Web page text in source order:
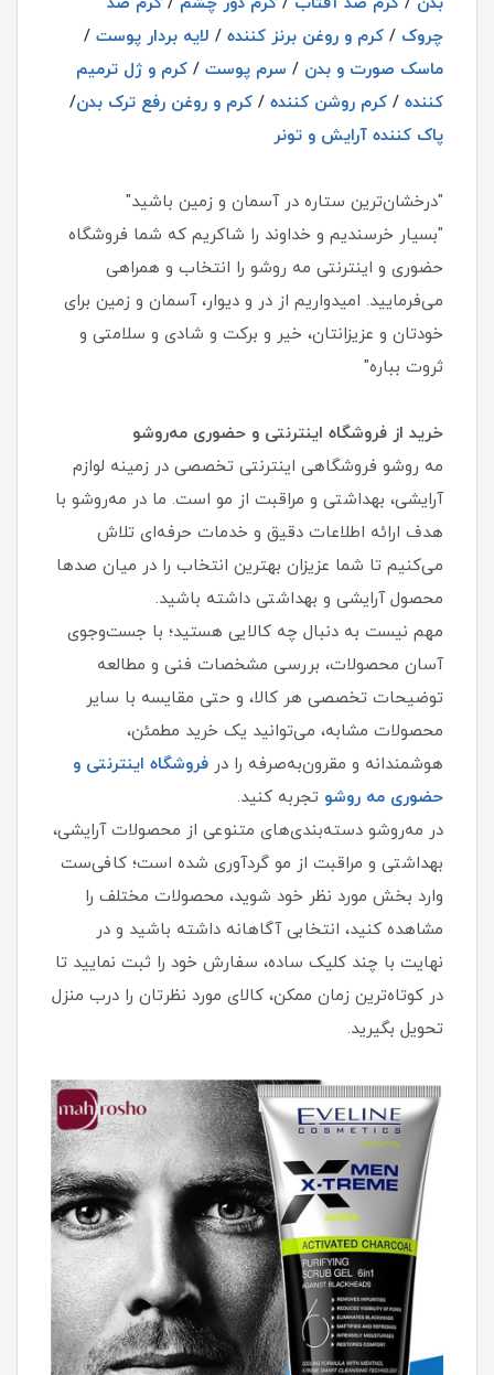
چروک / کرم و روغن برنز کننده / لایه بردار پوست /
ماسک صورت و بدن / سرم پوست / کرم و ژل ترمیم
کننده / کرم روشن کننده / کرم و روغن رفع ترک بدن/
پاک کننده آرایش و تونر
"درخشان‌ترین ستاره در آسمان و زمین باشید"
"بسیار خرسندیم و خداوند را شاکریم که شما فروشگاه
حضوری و اینترنتی مه روشو را انتخاب و همراهی
می‌فرمایید. امیدواریم از در و دیوار، آسمان و زمین برای
خودتان و عزیزانتان، خیر و برکت و شادی و سلامتی و
ثروت بباره"
خرید از فروشگاه اینترنتی و حضوری مه‌روشو
مه‌ روشو فروشگاهی اینترنتی تخصصی در زمینه لوازم
آرایشی، بهداشتی و مراقبت از مو است. ما در مه‌روشو با
هدف ارائه اطلاعات دقیق و خدمات حرفه‌ای تلاش
می‌کنیم تا شما عزیزان بهترین انتخاب را در میان صدها
محصول آرایشی و بهداشتی داشته باشید.
مهم نیست به دنبال چه کالایی هستید؛ با جست‌وجوی
آسان محصولات، بررسی مشخصات فنی و مطالعه
توضیحات تخصصی هر کالا، و حتی مقایسه با سایر
محصولات مشابه، می‌توانید یک خرید مطمئن،
هوشمندانه و مقرون‌به‌صرفه را در فروشگاه اینترنتی و
حضوری مه‌ روشو تجربه کنید.
در مه‌روشو دسته‌بندی‌های متنوعی از محصولات آرایشی،
بهداشتی و مراقبت از مو گردآوری شده است؛ کافی‌ست
وارد بخش مورد نظر خود شوید، محصولات مختلف را
مشاهده کنید، انتخابی آگاهانه داشته باشید و در
نهایت با چند کلیک ساده، سفارش خود را ثبت نمایید تا
در کوتاه‌ترین زمان ممکن، کالای مورد نظرتان را درب منزل
تحویل بگیرید.